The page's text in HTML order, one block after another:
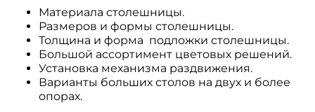
Материала столешницы.
Размеров и формы столешницы.
Толщина и форма подложки столешницы.
Большой ассортимент цветовых решений.
Установка механизма раздвижения.
Варианты больших столов на двух и более
опорах.